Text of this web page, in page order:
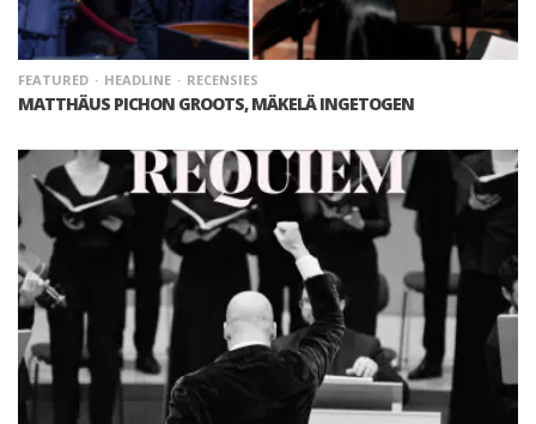
FEATURED HEADLINE RECENSIES
MATTHÄUS PICHON GROOTS, MÄKELÄ INGETOGEN